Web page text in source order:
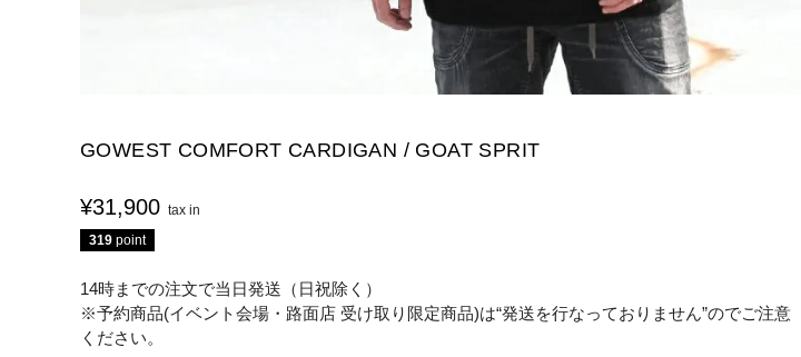
GOWEST COMFORT CARDIGAN / GOAT SPRIT
¥31,900
319 point
14時までの注文で当日発送（日祝除く）
※予約商品(イベント会場・路面店 受け取り限定商品)は“発送を行なっておりません”のでご注意
ください。